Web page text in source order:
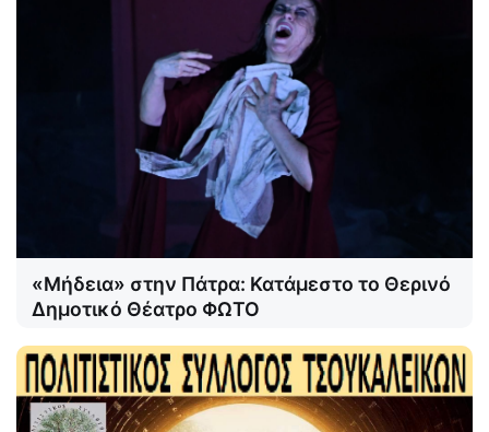
«Μήδεια» στην Πάτρα: Κατάμεστο το Θερινό
Δημοτικό Θέατρο ΦΩΤΟ